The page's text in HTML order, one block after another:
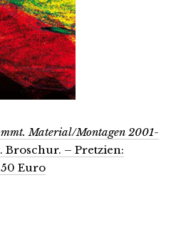
Material/Montagen 2001-
Broschur. – Pretzien:
Euro